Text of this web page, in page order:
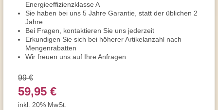
Energieeffizienzklasse A
Sie haben bei uns 5 Jahre Garantie, statt der üblichen 2
Jahre
Bei Fragen, kontaktieren Sie uns jederzeit
Erkundigen Sie sich bei höherer Artikelanzahl nach
Mengenrabatten
Wir freuen uns auf Ihre Anfragen
99 €
59,95 €
inkl. 20% MwSt.